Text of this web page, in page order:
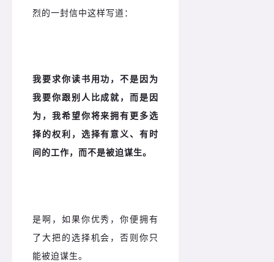
烈的一封信中这样写道：
我要求你读书用功，不是因为
我要你跟别人比成就，而是因
为，我希望你将来拥有更多选
择的权利，选择有意义、有时
间的工作，而不是被迫谋生。
是啊，如果你优秀，你便拥有
了大把的选择机会，否则你只
能被迫谋生。